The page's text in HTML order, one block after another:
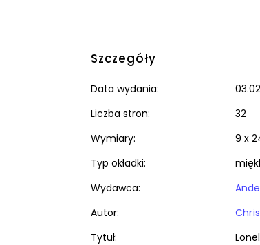
Szczegóły
Data wydania:
Liczba stron:
32
Wymiary:
9 x
Typ okładki:
Wydawca:
Autor:
Tytuł: